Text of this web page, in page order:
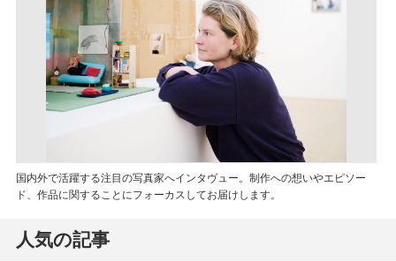
国内外で活躍する注目の写真家へインタヴュー。制作への想いやエピソー
ド、作品に関することにフォーカスしてお届けします。
人気の記事